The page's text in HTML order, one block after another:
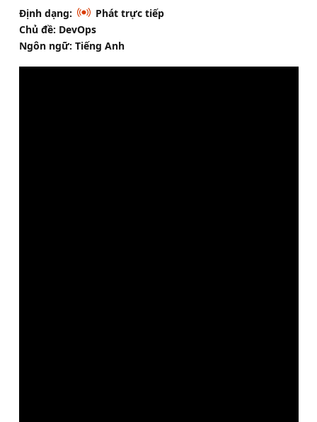
Định dạng:
Phát trực tiếp
Chủ đề: DevOps
Ngôn ngữ: Tiếng Anh